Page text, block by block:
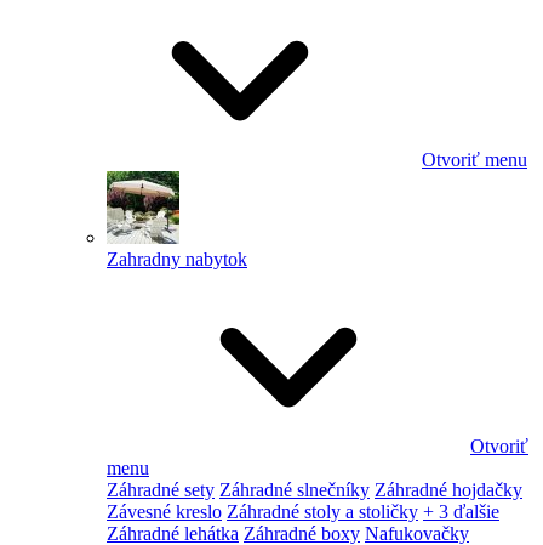
Otvoriť menu
Zahradny nabytok
Otvoriť
menu
Záhradné sety Záhradné slnečníky Záhradné hojdačky
Závesné kreslo Záhradné stoly a stoličky + 3 ďalšie
Záhradné lehátka Záhradné boxy Nafukovačky